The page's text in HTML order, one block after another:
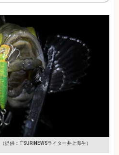
（提供：TSURINEWSライター井上海生）